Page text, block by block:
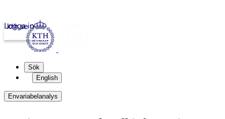
kth.se
Logga in
Sök
English
Envariabelanalys